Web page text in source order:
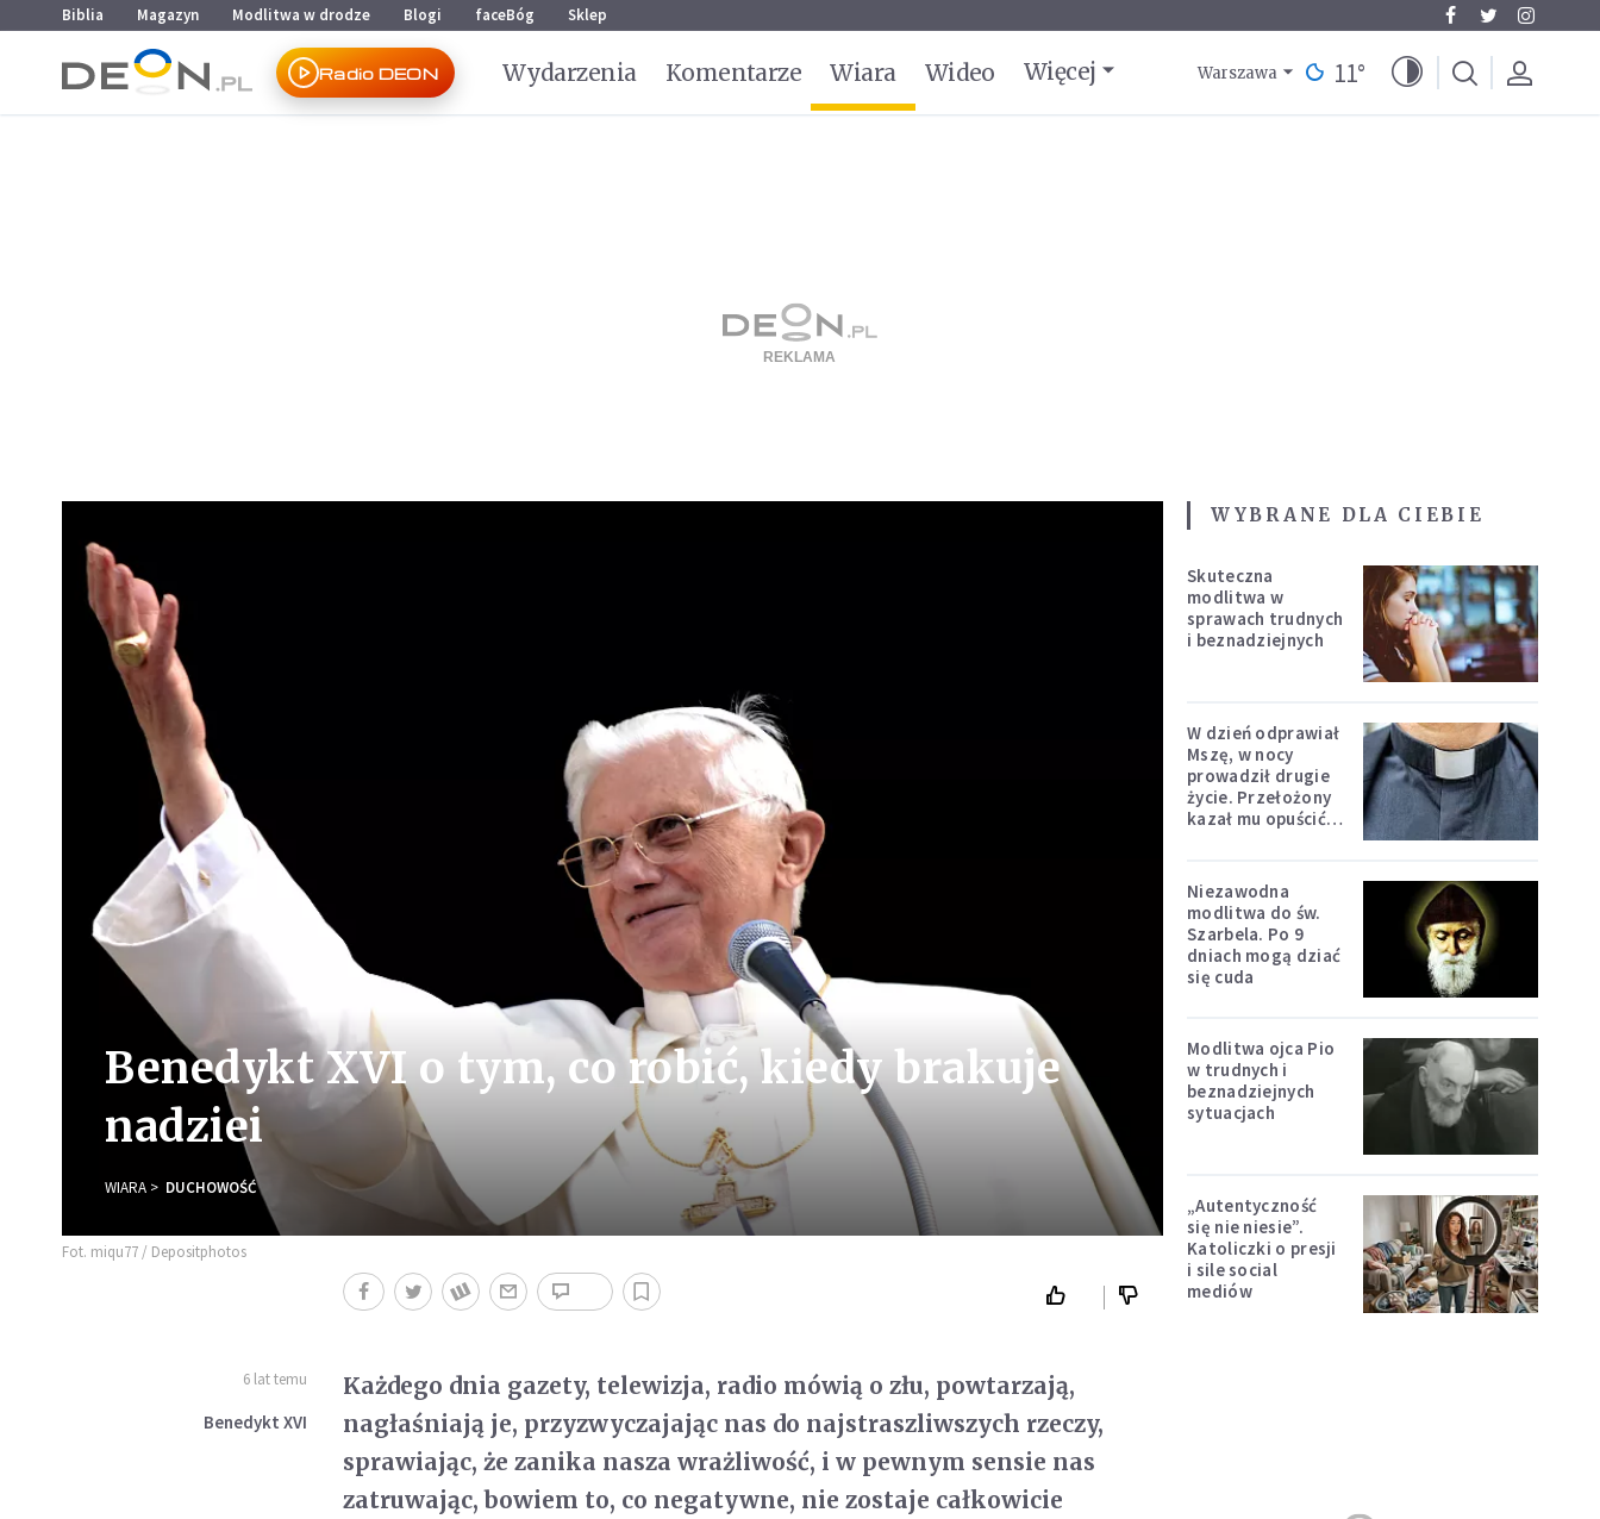
Przejdź do menu głównego
Przejdź do treści
Biblia Magazyn Modlitwa w drodze Blogi faceBóg Sklep
Radio DEON Wydarzenia Komentarze Wiara Wideo Więcej Warszawa 11°
Benedykt XVI o tym, co robić, kiedy brakuje
nadziei
WIARA DUCHOWOŚĆ
Fot. miqu77 / Depositphotos
6 lat temu
Benedykt XVI
Każdego dnia gazety, telewizja, radio mówią o złu, powtarzają,
nagłaśniają je, przyzwyczajając nas do najstraszliwszych rzeczy,
sprawiając, że zanika nasza wrażliwość, i w pewnym sensie nas
zatruwając, bowiem to, co negatywne, nie zostaje całkowicie
WYBRANE DLA CIEBIE
Skuteczna
modlitwa w
sprawach trudnych
i beznadziejnych
W dzień odprawiał
Mszę, w nocy
prowadził drugie
życie. Przełożony
kazał mu opuścić
Niezawodna
modlitwa do św.
Szarbela. Po 9
dniach mogą dziać
się cuda
Modlitwa ojca Pio
w trudnych i
beznadziejnych
sytuacjach
„Autentyczność
się nie niesie”.
Katoliczki o presji
i sile social
mediów